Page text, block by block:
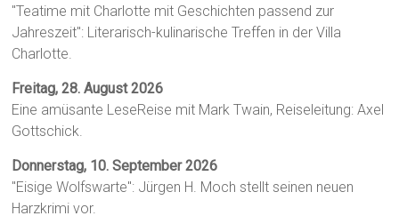
"Teatime mit Charlotte mit Geschichten passend zur
Jahreszeit": Literarisch-kulinarische Treffen in der Villa
Charlotte.
Freitag, 28. August 2026
Eine amüsante LeseReise mit Mark Twain, Reiseleitung: Axel
Gottschick.
Donnerstag, 10. September 2026
"Eisige Wolfswarte": Jürgen H. Moch stellt seinen neuen
Harzkrimi vor.